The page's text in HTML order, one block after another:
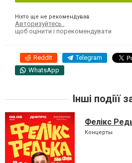
Ніхто ще не рекомендував
Авторизуйтесь
щоб оцінити і порекомендувати
Reddit Telegram
WhatsApp
Інші подіїї
Фелікс
Концерты